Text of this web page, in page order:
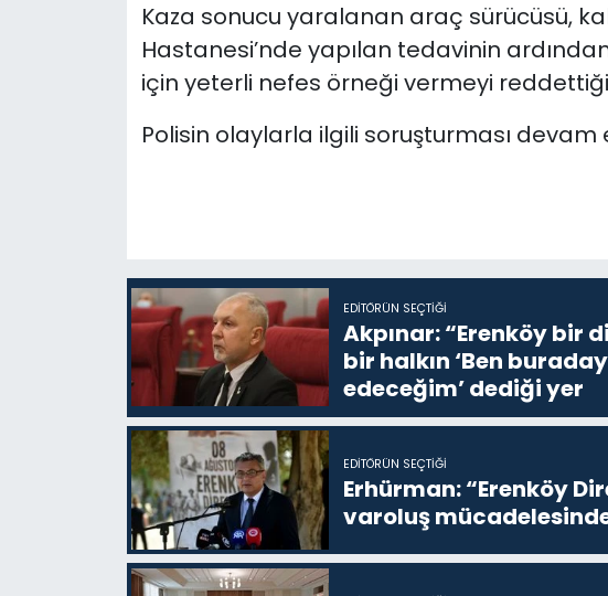
Kaza sonucu yaralanan araç sürücüsü,
Hastanesi’nde yapılan tedavinin
için yeterli nefes örneği vermeyi
Polisin olaylarla ilgili soruşturması devam
EDITÖRÜN SEÇTIĞI
Akpınar: “Erenköy bir
bir halkın ‘Ben
edeceğim’ dediği yer
EDITÖRÜN SEÇTIĞI
Erhürman: “Erenköy
varoluş